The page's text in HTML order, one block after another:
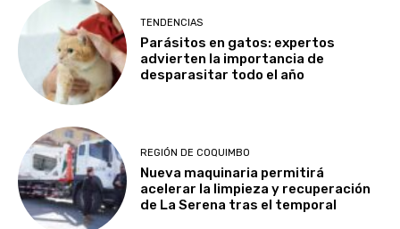
TENDENCIAS
Parásitos en gatos: expertos
advierten la importancia de
desparasitar todo el año
REGIÓN DE COQUIMBO
Nueva maquinaria permitirá
acelerar la limpieza y recuperación
de La Serena tras el temporal